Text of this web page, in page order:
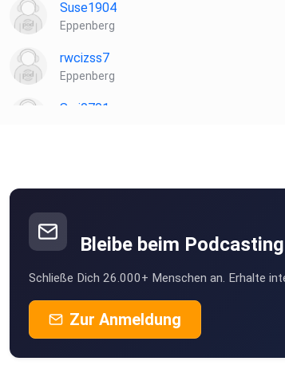
Suse1904
Eppenberg
rwcizss7
Eppenberg
Sari0701
Bleibe beim
Schließe Dich 26.000+ Menschen an. Erhalte
Zur Anmeldung